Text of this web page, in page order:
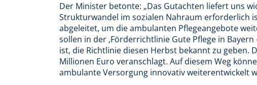
Der Minister betonte: „Das Gutachten liefert uns
Strukturwandel im sozialen Nahraum erforderlich
abgeleitet, um die ambulanten Pflegeangebote
sollen in der ‚Förderrichtlinie Gute Pflege in
ist, die Richtlinie diesen Herbst bekannt zu geben.
Millionen Euro veranschlagt. Auf diesem Weg
ambulante Versorgung innovativ weiterentwickelt